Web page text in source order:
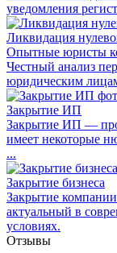
уведомления
Ликвидация
Опытные юристы
Честный анализ
юридическим
Закрытие ИП
Закрытие ИП —
имеет некоторые
...
Закрытие бизнеса
Закрытие
актуальный в
условиях.
Отзывы